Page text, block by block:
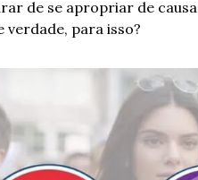
de se apropriar de
verdade, para isso?